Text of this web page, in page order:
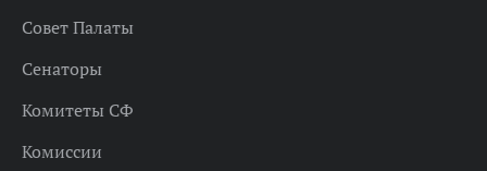
Совет Палаты
Сенаторы
Комитеты СФ
Комиссии